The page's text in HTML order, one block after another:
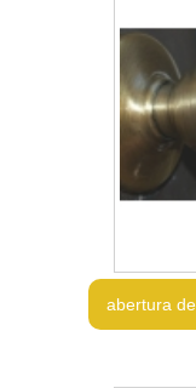
abertura